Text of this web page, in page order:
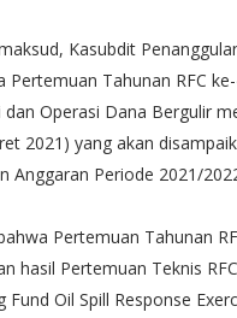
Kasubdit
Pertemuan Tahunan RFC
Operasi Dana Bergulir
2021) yang akan
Anggaran Periode 2021/
Pertemuan Tahunan
hasil Pertemuan Teknis
Oil Spill Response